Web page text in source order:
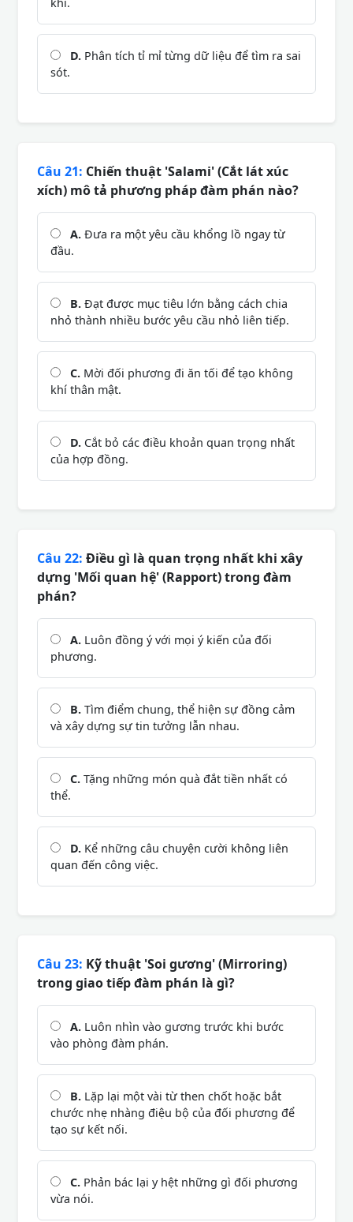
khí.
D. Phân tích tỉ mỉ từng dữ liệu để tìm ra sai
sót.
Câu 21: Chiến thuật 'Salami' (Cắt lát xúc
xích) mô tả phương pháp đàm phán nào?
A. Đưa ra một yêu cầu khổng lồ ngay từ
đầu.
B. Đạt được mục tiêu lớn bằng cách chia
nhỏ thành nhiều bước yêu cầu nhỏ liên tiếp.
C. Mời đối phương đi ăn tối để tạo không
khí thân mật.
D. Cắt bỏ các điều khoản quan trọng nhất
của hợp đồng.
Câu 22: Điều gì là quan trọng nhất khi xây
dựng 'Mối quan hệ' (Rapport) trong đàm
phán?
A. Luôn đồng ý với mọi ý kiến của đối
phương.
B. Tìm điểm chung, thể hiện sự đồng cảm
và xây dựng sự tin tưởng lẫn nhau.
C. Tặng những món quà đắt tiền nhất có
thể.
D. Kể những câu chuyện cười không liên
quan đến công việc.
Câu 23: Kỹ thuật 'Soi gương' (Mirroring)
trong giao tiếp đàm phán là gì?
A. Luôn nhìn vào gương trước khi bước
vào phòng đàm phán.
B. Lặp lại một vài từ then chốt hoặc bắt
chước nhẹ nhàng điệu bộ của đối phương để
tạo sự kết nối.
C. Phản bác lại y hệt những gì đối phương
vừa nói.